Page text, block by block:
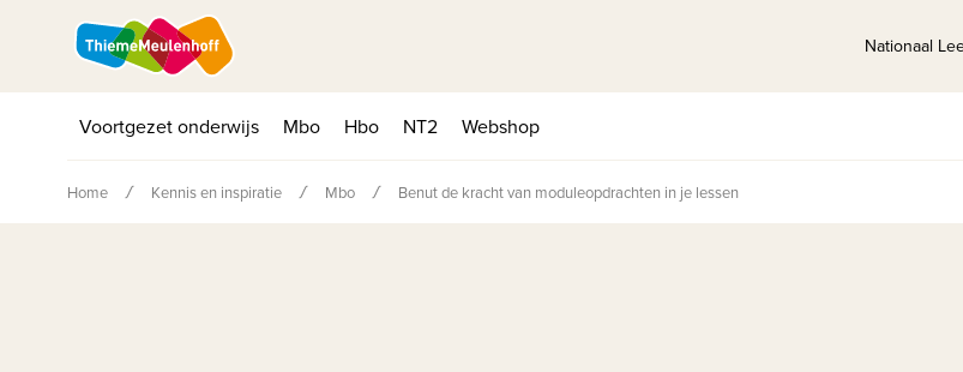
Nationaal
Voortgezet onderwijs Mbo Hbo NT2 Webshop
Home Kennis en inspiratie Mbo Benut de kracht van moduleopdrachten in je lessen